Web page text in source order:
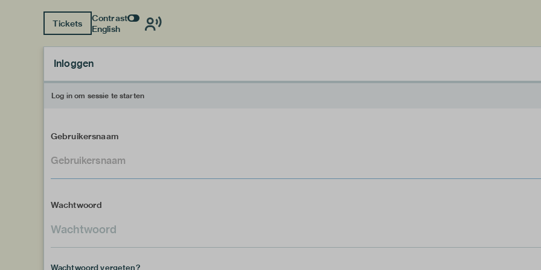
Tickets
Contrast
English
Inloggen
Log in om sessie te starten
Gebruikersnaam
Wachtwoord
Wachtwoord vergeten?